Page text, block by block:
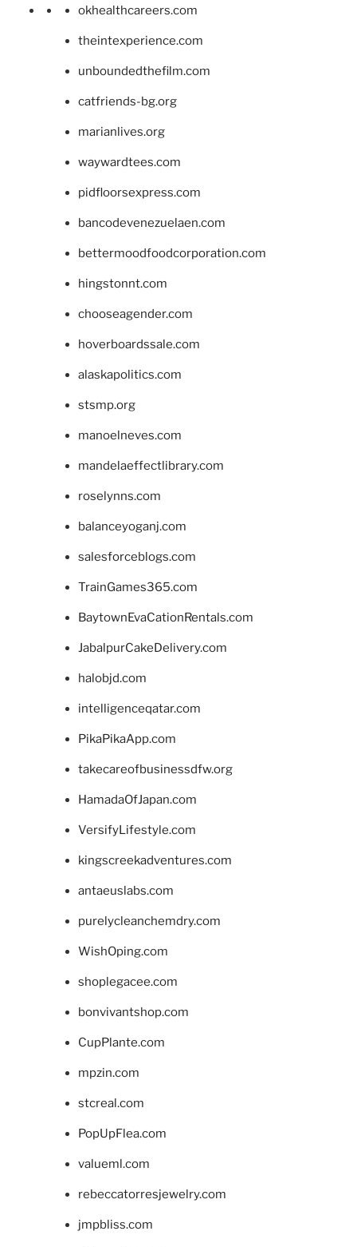
okhealthcareers.com
theintexperience.com
unboundedthefilm.com
catfriends-bg.org
marianlives.org
waywardtees.com
pidfloorsexpress.com
bancodevenezuelaen.com
bettermoodfoodcorporation.com
hingstonnt.com
chooseagender.com
hoverboardssale.com
alaskapolitics.com
stsmp.org
manoelneves.com
mandelaeffectlibrary.com
roselynns.com
balanceyoganj.com
salesforceblogs.com
TrainGames365.com
BaytownEvaCationRentals.com
JabalpurCakeDelivery.com
halobjd.com
intelligenceqatar.com
PikaPikaApp.com
takecareofbusinessdfw.org
HamadaOfJapan.com
VersifyLifestyle.com
kingscreekadventures.com
antaeuslabs.com
purelycleanchemdry.com
WishOping.com
shoplegacee.com
bonvivantshop.com
CupPlante.com
mpzin.com
stcreal.com
PopUpFlea.com
valueml.com
rebeccatorresjewelry.com
jmpbliss.com